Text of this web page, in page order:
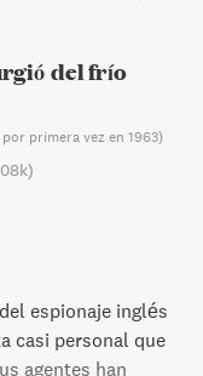
del frío
primera vez en 1963)
espionaje inglés
casi personal que
agentes han